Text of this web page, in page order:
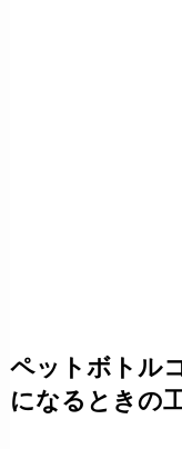
ペットボトル
になるときの